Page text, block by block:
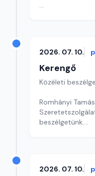
2026. 07. 10.
Kerengő
Közéleti
Romhányi
beszélgetünk.
2026. 07. 10.